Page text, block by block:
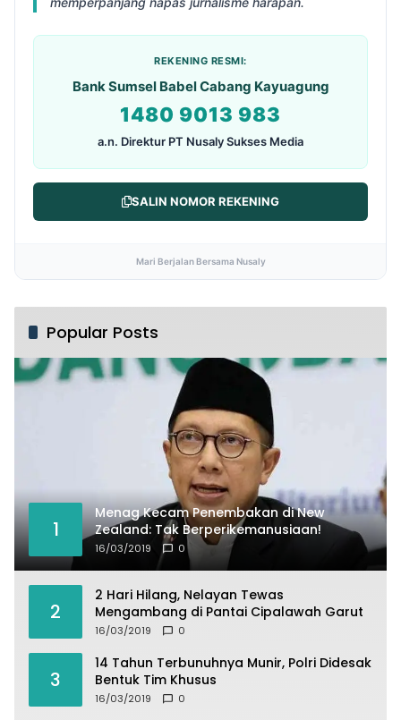
REKENING RESMI:
Bank Sumsel Babel Cabang Kayuagung
1480 9013 983
a.n. Direktur PT Nusaly Sukses Media
SALIN NOMOR REKENING
Mari Berjalan Bersama Nusaly
Popular Posts
1
Menag Kecam Penembakan di New
Zealand: Tak Berperikemanusiaan!
16/03/2019 0
2
2 Hari Hilang, Nelayan Tewas
Mengambang di Pantai Cipalawah Garut
16/03/2019 0
3
14 Tahun Terbunuhnya Munir, Polri Didesak
Bentuk Tim Khusus
16/03/2019 0